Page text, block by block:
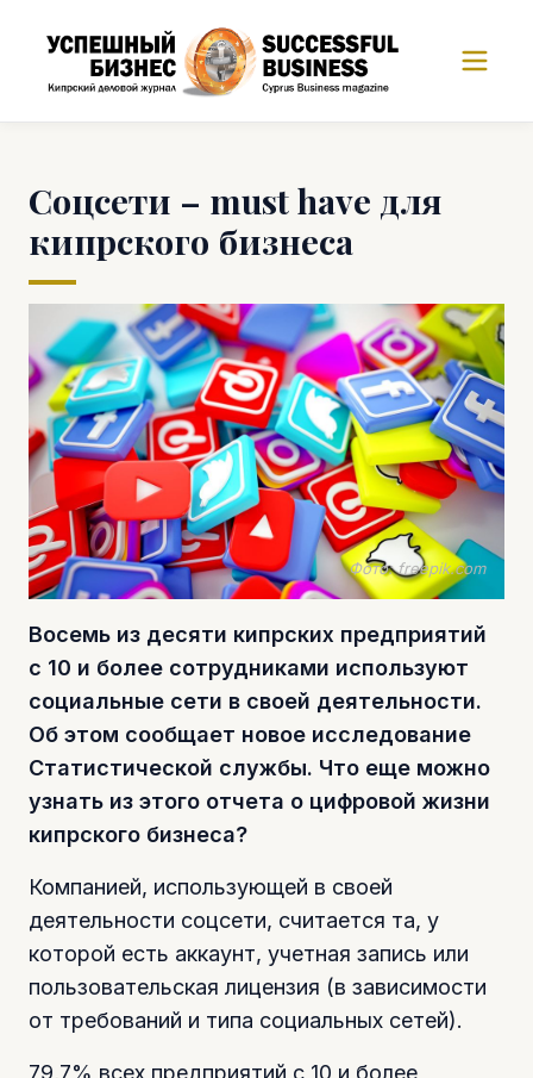
Соцсети – must have для
кипрского бизнеса
Фото: freepik.com
Восемь из десяти кипрских предприятий
с 10 и более сотрудниками используют
социальные сети в своей деятельности.
Об этом сообщает новое исследование
Статистической службы. Что еще можно
узнать из этого отчета о цифровой жизни
кипрского бизнеса?
Компанией, использующей в своей
деятельности соцсети, считается та, у
которой есть аккаунт, учетная запись или
пользовательская лицензия (в зависимости
от требований и типа социальных сетей).
79,7% всех предприятий с 10 и более